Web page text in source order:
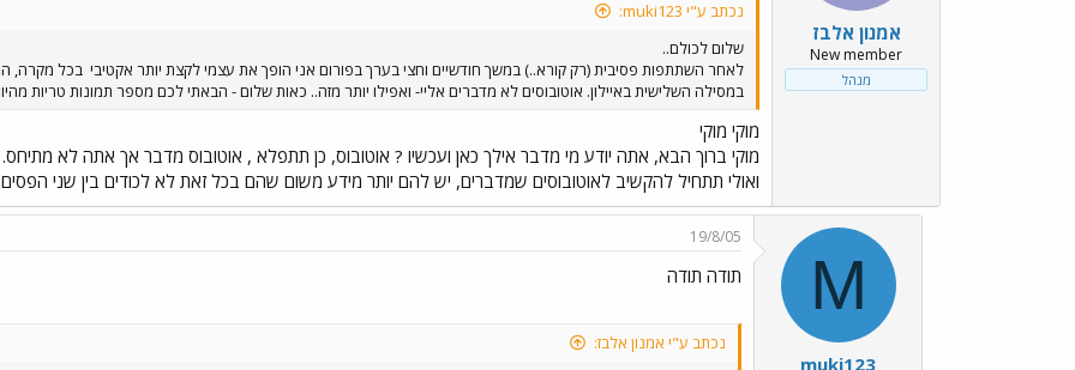
אמנון אלבז
New member
מנהל
נכתב ע"י muki123:
שלום לכולם..
לאחר השתתפות פסיבית (רק קורא..) במשך חודשיים וחצי בערך בפורום אני הופך את עצמי לקצת יותר אקטיבי בכל מקרה,
במסילה השלישית באיילון. אוטובוסים לא מדברים אליי- ואפילו יותר מזה.. כאות שלום - הבאתי לכם מספר תמונות טריות
מוקי מוקי
מוקי ברוך הבא, אתה יודע מי מדבר אילך כאן ועכשיו ? אוטובוס, כן תתפלא , אוטובוס מדבר אך אתה לא
ואולי תתחיל להקשיב לאוטובוסים שמדברים, יש להם יותר מידע משום שהם בכל זאת לא לכודים בין שני
M
muki123
19/8/05
תודה תודה
נכתב ע"י אמנון אלבז: